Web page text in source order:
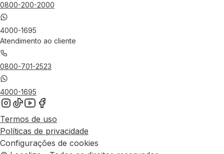
0800-200-2000
4000-1695
Atendimento ao cliente
0800-701-2523
4000-1695
Termos de uso
Políticas de privacidade
Configurações de cookies